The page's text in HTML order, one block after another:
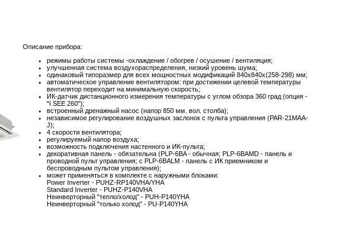
Описание прибора:
режимы работы системы -охлаждение / обогрев / осушение / вентиляция;
улучшенная система воздухораспределения, низкий уровень шума;
одинаковый типоразмер для всех мощностных модификаций 840х840х(258-298) мм;
автоматическое управление вентилятором: при достижении целевой температуры
вентилятор переходит на минимальную скорость;
ИК-датчик дистанционного измерения температуры с углом обзора 360 град (опция -
"I SEE 260");
встроенный дренажный насос (напор 850 мм. вол. столба);
независимое регулирование воздушных заслонок с пульта управления (PAR-21MAA-
J);
4 скорости вентилятора;
регулируемый напор воздуха;
возможность подключения настенного и ИК-пульта;
декоративная панель - обязательна (PLP-6BA - обычная; PLP-6BAMD - панель и
проводной пульт управления; с PLP-6BALM - панель с ИК приемником и
беспроводным пультом управления);
может применяться в комплекте с наружными блоками:
Power Inverter - PUHZ-RP140VHA/YHA
Standard Inverter - PUHZ-P140VHA
Неинверторный "тепло/холод" - PUH-P140YHA
Неинверторный "только холод" - PU-P140YHA